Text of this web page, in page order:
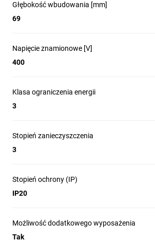
Głębokość wbudowania [mm]
69
Napięcie znamionowe [V]
400
Klasa ograniczenia energii
3
Stopień zanieczyszczenia
3
Stopień ochrony (IP)
IP20
Możliwość dodatkowego wyposażenia
Tak